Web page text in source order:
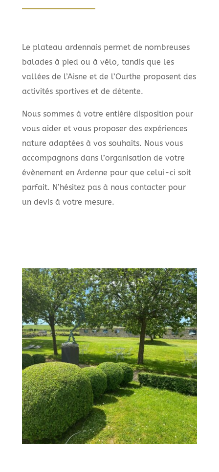
Le plateau ardennais permet de nombreuses
balades à pied ou à vélo, tandis que les
vallées de l’Aisne et de l’Ourthe proposent des
activités sportives et de détente.
Nous sommes à votre entière disposition pour
vous aider et vous proposer des expériences
nature adaptées à vos souhaits. Nous vous
accompagnons dans l’organisation de votre
évènement en Ardenne pour que celui-ci soit
parfait. N’hésitez pas à nous contacter pour
un devis à votre mesure.